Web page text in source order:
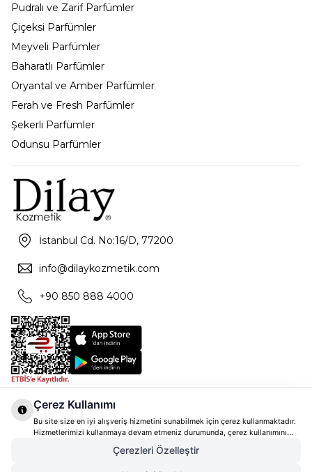
Pudralı ve Zarif Parfümler
Çiçeksi Parfümler
Meyveli Parfümler
Baharatlı Parfümler
Oryantal ve Amber Parfümler
Ferah ve Fresh Parfümler
Şekerli Parfümler
Odunsu Parfümler
İstanbul Cd. No:16/D, 77200
info@dilaykozmetik.com
+90 850 888 4000
Çerez Kullanımı
Bu site size en iyi alışveriş hizmetini sunabilmek için çerez kullanmaktadır.
Hizmetlerimizi kullanmaya devam etmeniz durumunda, çerez kullanımını
kabul ettiğinizi varsayacağız. Çerezler hakkında daha fazla bilgi ve nasıl
reddedeceğinizi öğrenmek içintıklayınız
Çerezleri Özelleştir